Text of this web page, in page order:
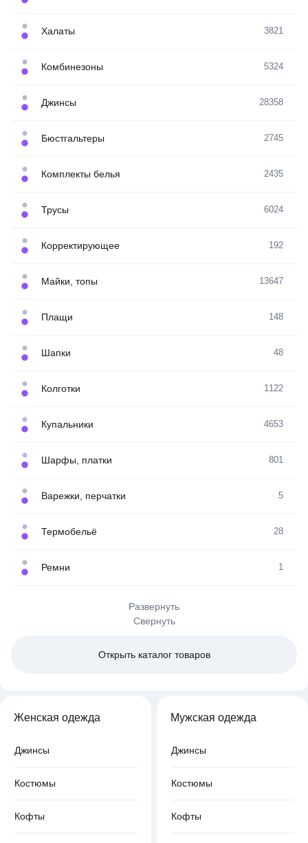
Халаты 3821
Комбинезоны 5324
Джинсы 28358
Бюстгальтеры 2745
Комплекты белья 2435
Трусы 6024
Корректирующее 192
Майки, топы 13647
Плащи 148
Шапки 48
Колготки 1122
Купальники 4653
Шарфы, платки 801
Варежки, перчатки 5
Термобельё 28
Ремни 1
Развернуть
Свернуть
Открыть каталог товаров
Женская одежда
Джинсы
Костюмы
Кофты
Мужская одежда
Джинсы
Костюмы
Кофты